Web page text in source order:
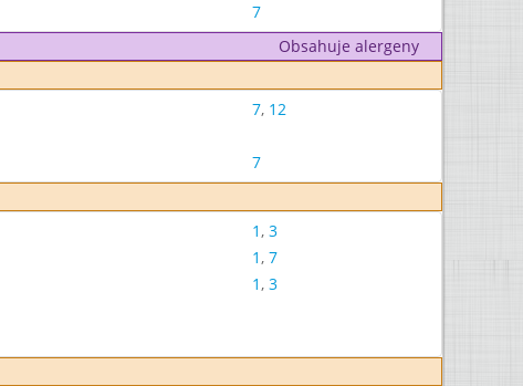
7
Obsahuje alergeny
7, 12
7
1, 3
1, 7
1, 3